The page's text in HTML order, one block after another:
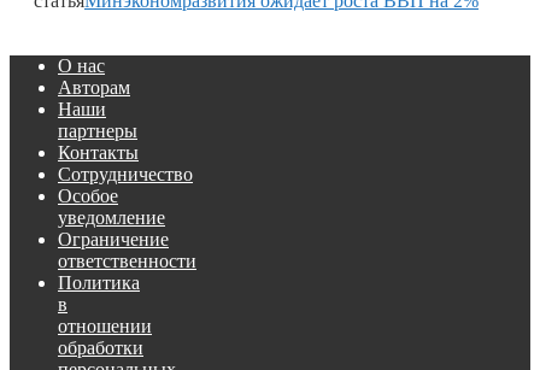
О нас
Авторам
Наши
партнеры
Контакты
Сотрудничество
Особое
уведомление
Ограничение
ответственности
Политика
в
отношении
обработки